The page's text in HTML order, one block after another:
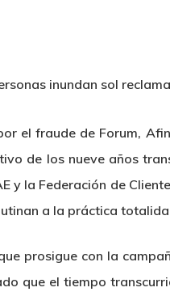
inundan sol
el fraude de Forum,
de los nueve años
y la Federación de
a la práctica
prosigue con la
que el tiempo